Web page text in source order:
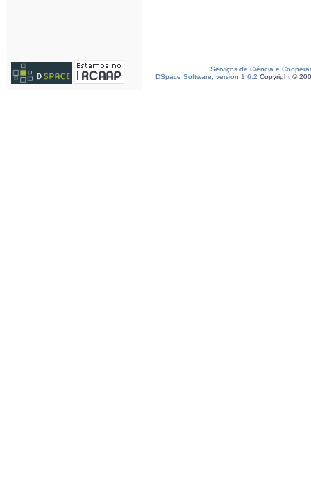
Serviços de Ciência e
DSpace Software, version 1.6.2 Copyright ©